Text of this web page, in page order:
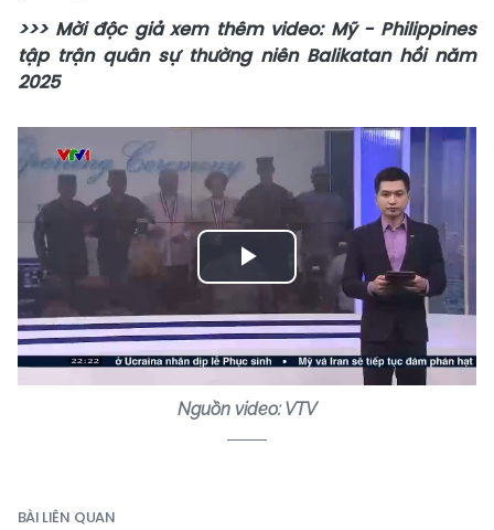
>>> Mời độc giả xem thêm video: Mỹ - Philippines
tập trận quân sự thường niên Balikatan hồi năm
2025
Play
Video
Nguồn video: VTV
BÀI LIÊN QUAN